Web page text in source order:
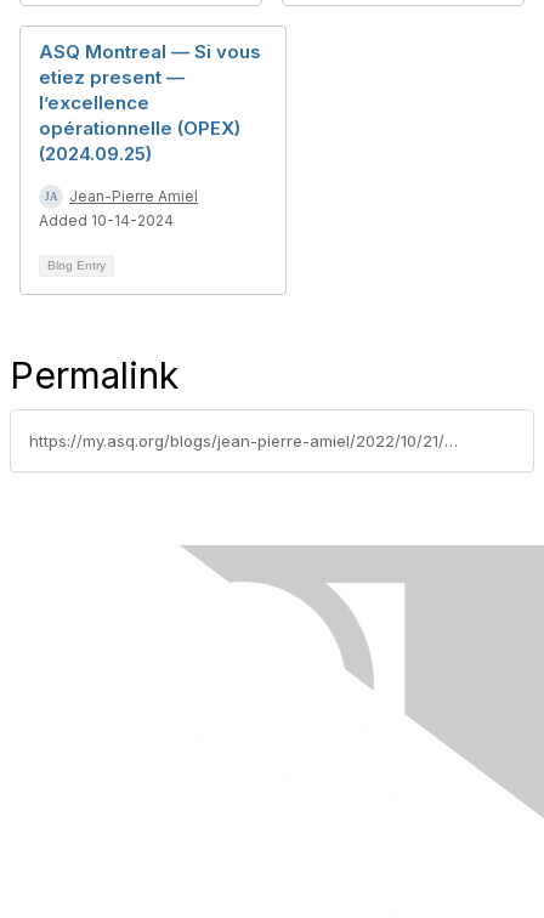
ASQ Montreal — Si vous
etiez present —
l’excellence
opérationnelle (OPEX)
(2024.09.25)
Jean-Pierre Amiel
Added 10-14-2024
Blog Entry
Permalink
https://my.asq.org/blogs/jean-pierre-amiel/2022/10/21/asq-accrdiations-reconnaissance-information-et-coaching